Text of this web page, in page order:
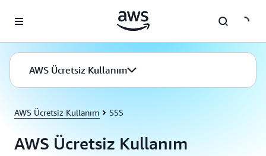
AWS Ücretsiz Kullanım
AWS Ücretsiz Kullanım SSS
AWS Ücretsiz Kullanım